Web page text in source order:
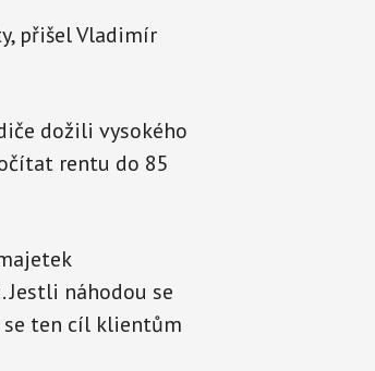
přišel Vladimír
dožili vysokého
rentu do 85
náhodou se
se ten cíl klientům